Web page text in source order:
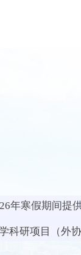
年寒假期间提
科研项目（外